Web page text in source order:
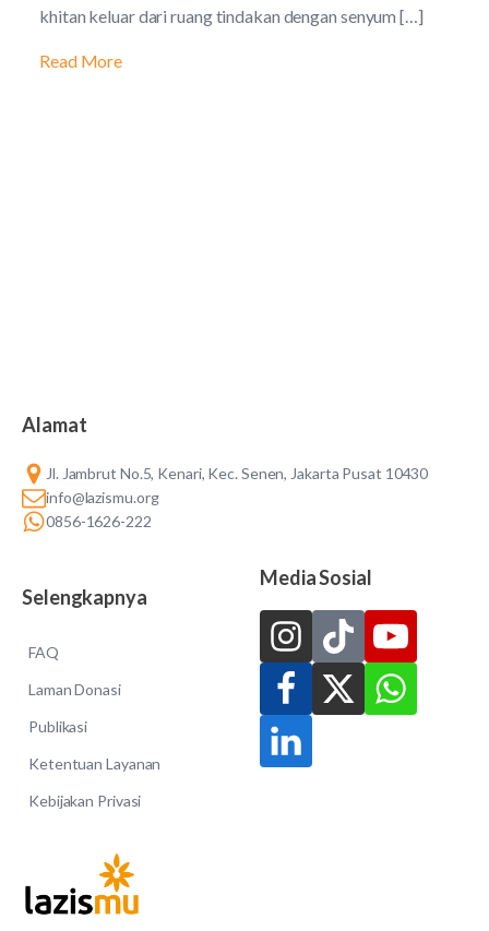
khitan keluar dari ruang tindakan dengan senyum […]
Read More
Alamat
Jl. Jambrut No.5, Kenari, Kec. Senen, Jakarta Pusat 10430
info@lazismu.org
0856-1626-222
Selengkapnya
FAQ
Laman Donasi
Publikasi
Ketentuan Layanan
Kebijakan Privasi
Media Sosial